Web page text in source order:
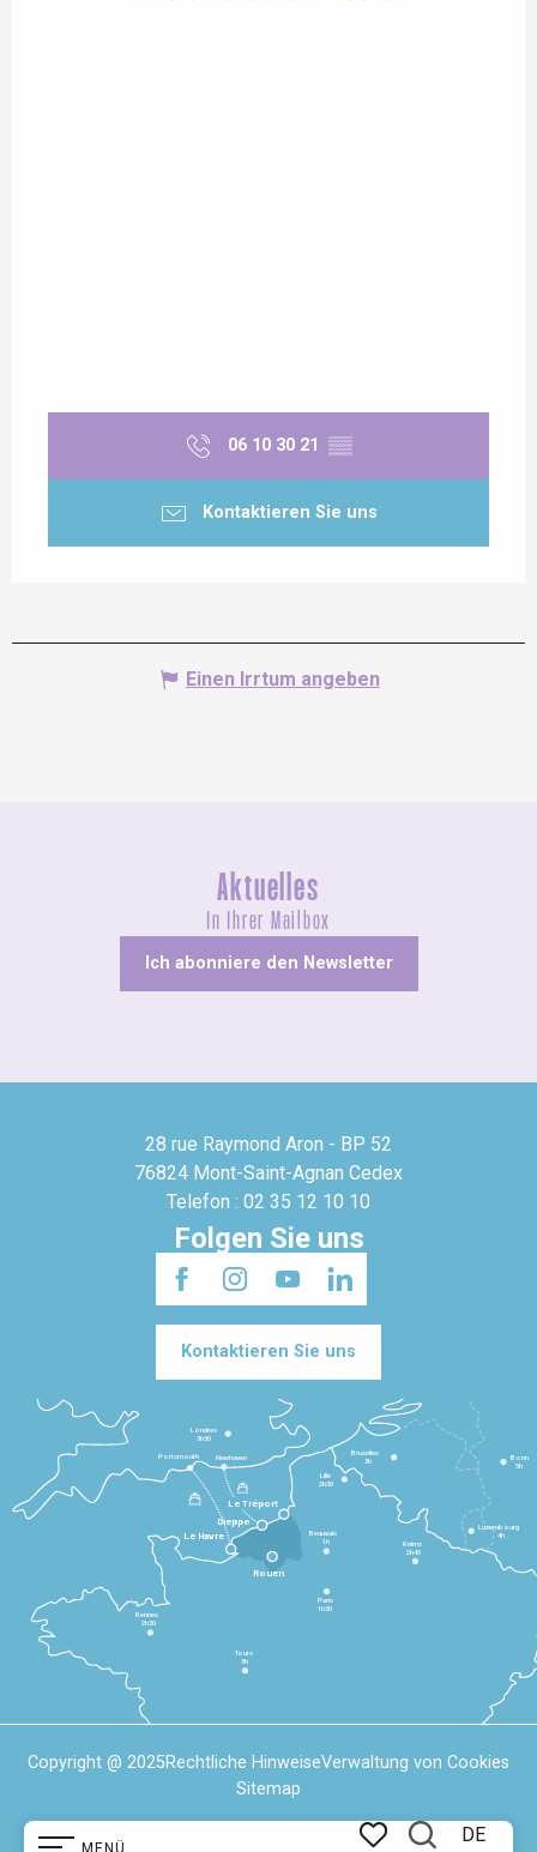
MENÜ
DE
06 10 30 21 ▒▒
Kontaktieren Sie uns
Einen Irrtum angeben
Aktuelles
In Ihrer Mailbox
Ich abonniere den Newsletter
28 rue Raymond Aron - BP 52
76824 Mont-Saint-Agnan Cedex
Telefon : 02 35 12 10 10
Folgen Sie uns
Kontaktieren Sie uns
Le Havre
Dieppe
Le Tréport
Rennes
2h30
Tours
3h
Paris
1h30
Beauvais
1h
Reims
2h45
Lille
2h30
Bruxelles
3h
Londres
3h30
Newhaven
Portsmouth
Bonn
5h
Luxembourg
4h
Rouen
Copyright @ 2025Rechtliche HinweiseVerwaltung von Cookies
Sitemap